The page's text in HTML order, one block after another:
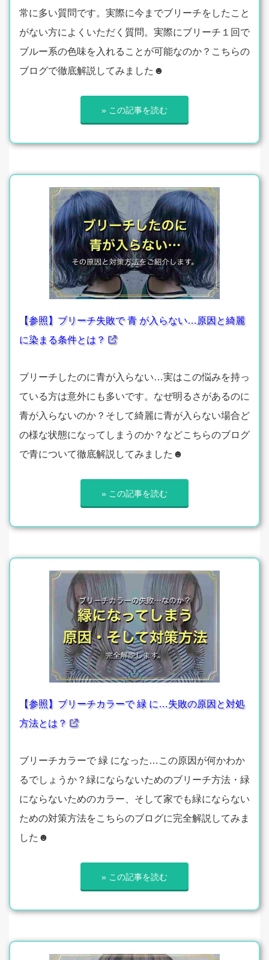
常に多い質問です。実際に今までブリーチをしたこと
がない方によくいただく質問。実際にブリーチ１回で
ブルー系の色味を入れることが可能なのか？こちらの
ブログで徹底解説してみました☻
» この記事を読む
【参照】ブリーチ失敗で 青 が入らない…原因と綺麗
に染まる条件とは？
ブリーチしたのに青が入らない…実はこの悩みを持っ
ている方は意外にも多いです。なぜ明るさがあるのに
青が入らないのか？そして綺麗に青が入らない場合ど
の様な状態になってしまうのか？などこちらのブログ
で青について徹底解説してみました☻
» この記事を読む
【参照】ブリーチカラーで 緑 に…失敗の原因と対処
方法とは？
ブリーチカラーで 緑 になった…この原因が何かわか
るでしょうか？緑にならないためのブリーチ方法・緑
にならないためのカラー、そして家でも緑にならない
ための対策方法をこちらのブログに完全解説してみま
した☻
» この記事を読む